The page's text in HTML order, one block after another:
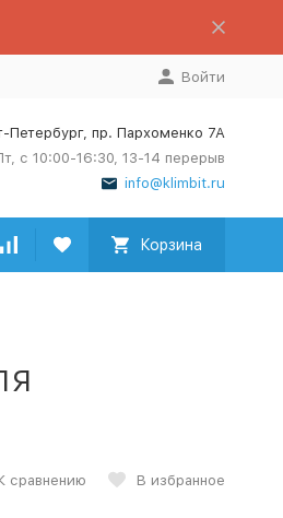
Войти
Петербург, пр. Пархоменко 7А
с 10:00-16:30, 13-14 перерыв
info@klimbit.ru
Корзина
сравнению В избранное